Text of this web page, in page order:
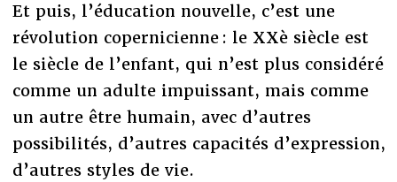
Et puis, l’éducation nouvelle, c’est une
révolution copernicienne : le XXè siècle est
le siècle de l’enfant, qui n’est plus considéré
comme un adulte impuissant, mais comme
un autre être humain, avec d’autres
possibilités, d’autres capacités d’expression,
d’autres styles de vie.